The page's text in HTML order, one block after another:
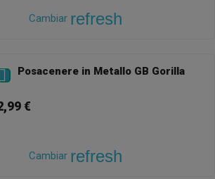
Cambiar refresh
Posacenere in Metallo GB Gorilla
€
Cambiar refresh